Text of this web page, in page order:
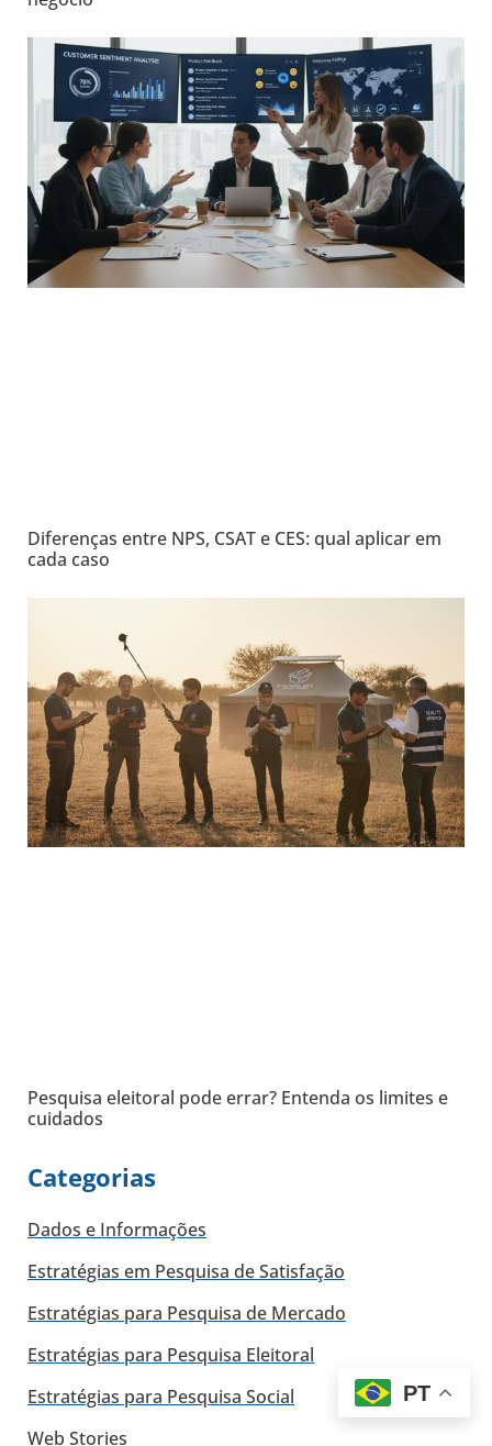
Diferenças entre NPS, CSAT e CES: qual aplicar em
cada caso
Pesquisa eleitoral pode errar? Entenda os limites e
cuidados
Categorias
Dados e Informações
Estratégias em Pesquisa de Satisfação
Estratégias para Pesquisa de Mercado
Estratégias para Pesquisa Eleitoral
Estratégias para Pesquisa Social
Web Stories
PT